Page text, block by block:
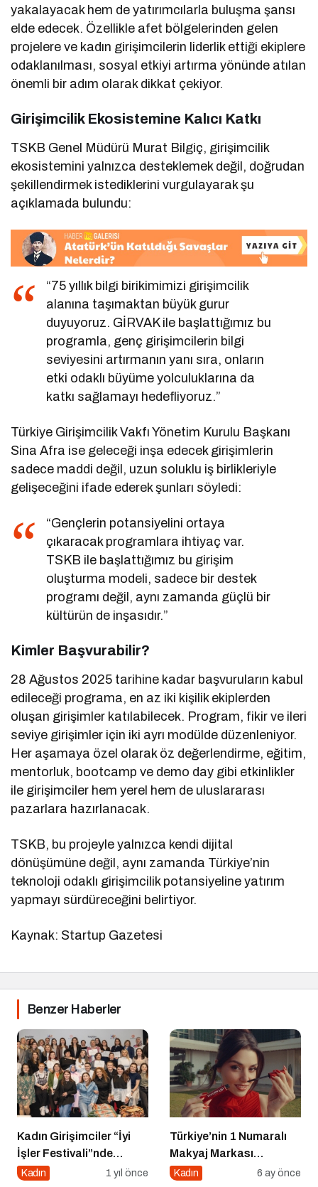
yakalayacak hem de yatırımcılarla buluşma şansı
elde edecek. Özellikle afet bölgelerinden gelen
projelere ve kadın girişimcilerin liderlik ettiği ekiplere
odaklanılması, sosyal etkiyi artırma yönünde atılan
önemli bir adım olarak dikkat çekiyor.
Girişimcilik Ekosistemine Kalıcı Katkı
TSKB Genel Müdürü Murat Bilgiç, girişimcilik
ekosistemini yalnızca desteklemek değil, doğrudan
şekillendirmek istediklerini vurgulayarak şu
açıklamada bulundu:
“75 yıllık bilgi birikimimizi girişimcilik
alanına taşımaktan büyük gurur
duyuyoruz. GİRVAK ile başlattığımız bu
programla, genç girişimcilerin bilgi
seviyesini artırmanın yanı sıra, onların
etki odaklı büyüme yolculuklarına da
katkı sağlamayı hedefliyoruz.”
Türkiye Girişimcilik Vakfı Yönetim Kurulu Başkanı
Sina Afra ise geleceği inşa edecek girişimlerin
sadece maddi değil, uzun soluklu iş birlikleriyle
gelişeceğini ifade ederek şunları söyledi:
“Gençlerin potansiyelini ortaya
çıkaracak programlara ihtiyaç var.
TSKB ile başlattığımız bu girişim
oluşturma modeli, sadece bir destek
programı değil, aynı zamanda güçlü bir
kültürün de inşasıdır.”
Kimler Başvurabilir?
28 Ağustos 2025 tarihine kadar başvuruların kabul
edileceği programa, en az iki kişilik ekiplerden
oluşan girişimler katılabilecek. Program, fikir ve ileri
seviye girişimler için iki ayrı modülde düzenleniyor.
Her aşamaya özel olarak öz değerlendirme, eğitim,
mentorluk, bootcamp ve demo day gibi etkinlikler
ile girişimciler hem yerel hem de uluslararası
pazarlara hazırlanacak.
TSKB, bu projeyle yalnızca kendi dijital
dönüşümüne değil, aynı zamanda Türkiye’nin
teknoloji odaklı girişimcilik potansiyeline yatırım
yapmayı sürdüreceğini belirtiyor.
Kaynak: Startup Gazetesi
Benzer Haberler
Kadın Girişimciler “İyi
İşler Festivali”nde
Buluştu
Kadın 1 yıl önce
Türkiye’nin 1 Numaralı
Makyaj Markası
Flormar’ın Yeni Global
Kadın 6 ay önce